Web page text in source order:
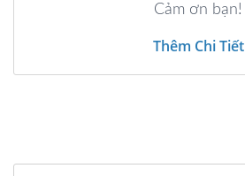
Cảm ơn bạn!
Thêm Chi Tiết